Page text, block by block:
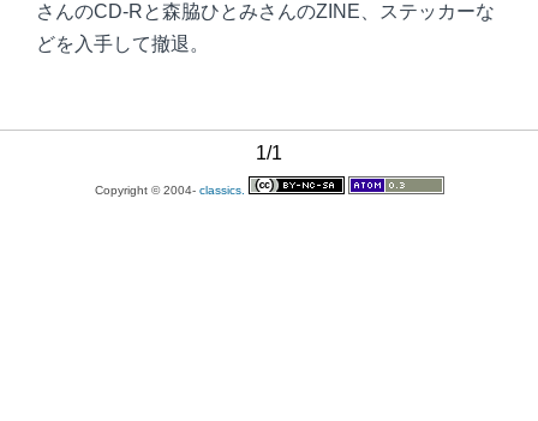
さんのCD-Rと森脇ひとみさんのZINE、ステッカーな
どを入手して撤退。
1/1
Copyright © 2004- classics.